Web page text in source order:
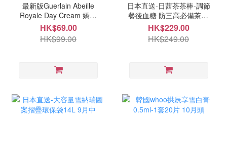
最新版Guerlain Abeille
Royale Day Cream 嬌蘭
HK$69.00
HK$99.00
日本直送-日茜茶茶棒-調節
餐後血糖 防三高必備茶20
入 9月中
HK$229.00
HK$249.00